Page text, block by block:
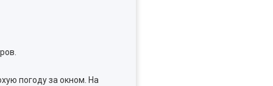
погоду за окном. На